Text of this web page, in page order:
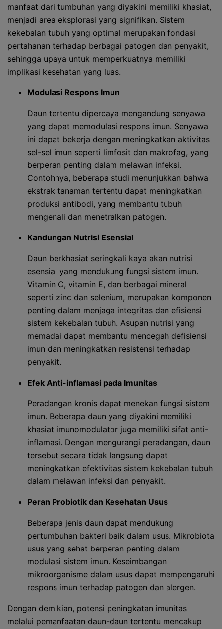
manfaat dari tumbuhan yang diyakini memiliki khasiat,
menjadi area eksplorasi yang signifikan. Sistem
kekebalan tubuh yang optimal merupakan fondasi
pertahanan terhadap berbagai patogen dan penyakit,
sehingga upaya untuk memperkuatnya memiliki
implikasi kesehatan yang luas.
Modulasi Respons Imun
Daun tertentu dipercaya mengandung senyawa
yang dapat memodulasi respons imun. Senyawa
ini dapat bekerja dengan meningkatkan aktivitas
sel-sel imun seperti limfosit dan makrofag, yang
berperan penting dalam melawan infeksi.
Contohnya, beberapa studi menunjukkan bahwa
ekstrak tanaman tertentu dapat meningkatkan
produksi antibodi, yang membantu tubuh
mengenali dan menetralkan patogen.
Kandungan Nutrisi Esensial
Daun berkhasiat seringkali kaya akan nutrisi
esensial yang mendukung fungsi sistem imun.
Vitamin C, vitamin E, dan berbagai mineral
seperti zinc dan selenium, merupakan komponen
penting dalam menjaga integritas dan efisiensi
sistem kekebalan tubuh. Asupan nutrisi yang
memadai dapat membantu mencegah defisiensi
imun dan meningkatkan resistensi terhadap
penyakit.
Efek Anti-inflamasi pada Imunitas
Peradangan kronis dapat menekan fungsi sistem
imun. Beberapa daun yang diyakini memiliki
khasiat imunomodulator juga memiliki sifat anti-
inflamasi. Dengan mengurangi peradangan, daun
tersebut secara tidak langsung dapat
meningkatkan efektivitas sistem kekebalan tubuh
dalam melawan infeksi dan penyakit.
Peran Probiotik dan Kesehatan Usus
Beberapa jenis daun dapat mendukung
pertumbuhan bakteri baik dalam usus. Mikrobiota
usus yang sehat berperan penting dalam
modulasi sistem imun. Keseimbangan
mikroorganisme dalam usus dapat mempengaruhi
respons imun terhadap patogen dan alergen.
Dengan demikian, potensi peningkatan imunitas
melalui pemanfaatan daun-daun tertentu mencakup